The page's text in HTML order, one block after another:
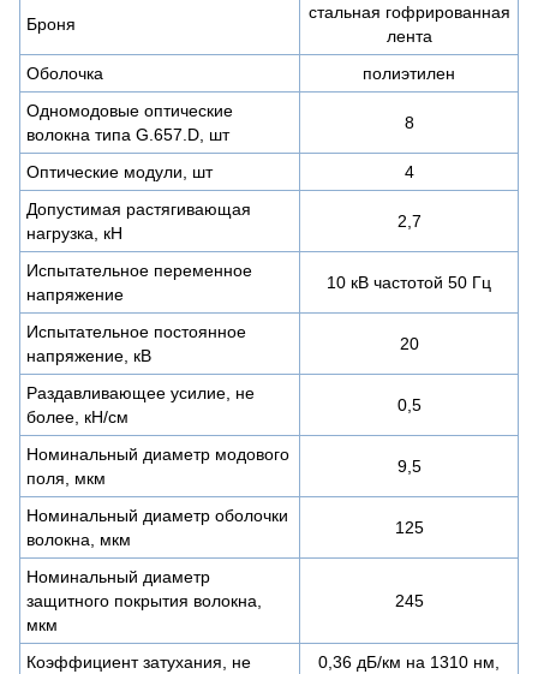
Броня
стальная гофрированная
лента
Оболочка
полиэтилен
Одномодовые оптические
волокна типа G.657.D, шт
8
Оптические модули, шт
4
Допустимая растягивающая
нагрузка, кН
2,7
Испытательное переменное
напряжение
10 кВ частотой 50 Гц
Испытательное постоянное
напряжение, кВ
20
Раздавливающее усилие, не
более, кН/см
0,5
Номинальный диаметр модового
поля, мкм
9,5
Номинальный диаметр оболочки
волокна, мкм
125
Номинальный диаметр
защитного покрытия волокна,
мкм
245
Коэффициент затухания, не
0,36 дБ/км на 1310 нм,